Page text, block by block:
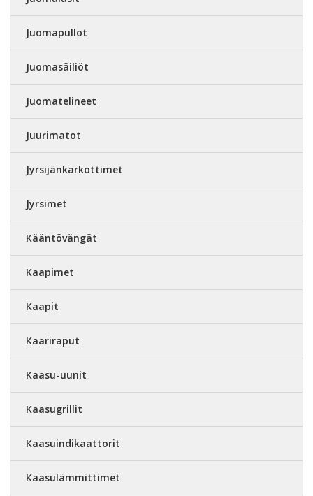
Juomapullot
Juomasäiliöt
Juomatelineet
Juurimatot
Jyrsijänkarkottimet
Jyrsimet
Kääntövängät
Kaapimet
Kaapit
Kaariraput
Kaasu-uunit
Kaasugrillit
Kaasuindikaattorit
Kaasulämmittimet